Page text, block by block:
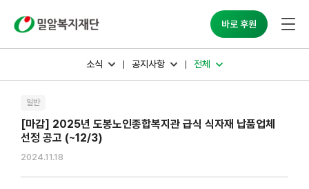
바로 후원
소식 공지사항 전체
일반
[마감] 2025년 도봉노인종합복지관 급식 식자재 납품업체
선정 공고 (~12/3)
2024.11.18